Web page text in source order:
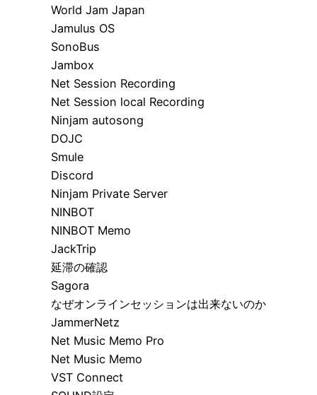
World Jam Japan
Jamulus OS
SonoBus
Jambox
Net Session Recording
Net Session local Recording
Ninjam autosong
DOJC
Smule
Discord
Ninjam Private Server
NINBOT
NINBOT Memo
JackTrip
延滞の確認
Sagora
なぜオンラインセッションは出来ないのか
JammerNetz
Net Music Memo Pro
Net Music Memo
VST Connect